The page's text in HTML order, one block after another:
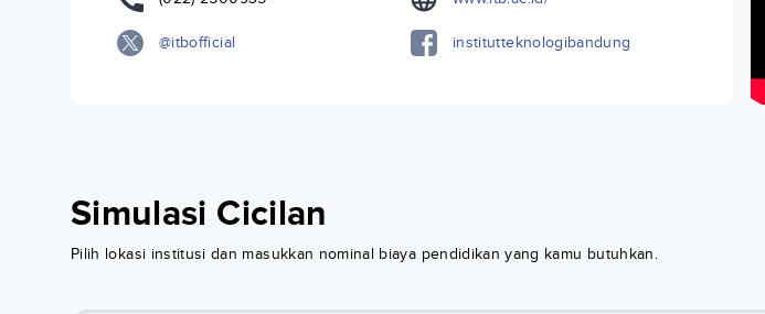
@itbofficial institutteknologibandung
Simulasi Cicilan
Pilih lokasi institusi dan masukkan nominal biaya pendidikan yang kamu butuhkan.